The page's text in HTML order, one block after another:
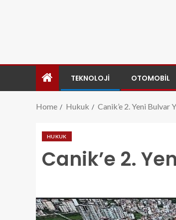
TEKNOLOJI OTOMOBIL
Home Hukuk Canik’e 2. Yeni Bulvar
HUKUK
Canik’e 2.